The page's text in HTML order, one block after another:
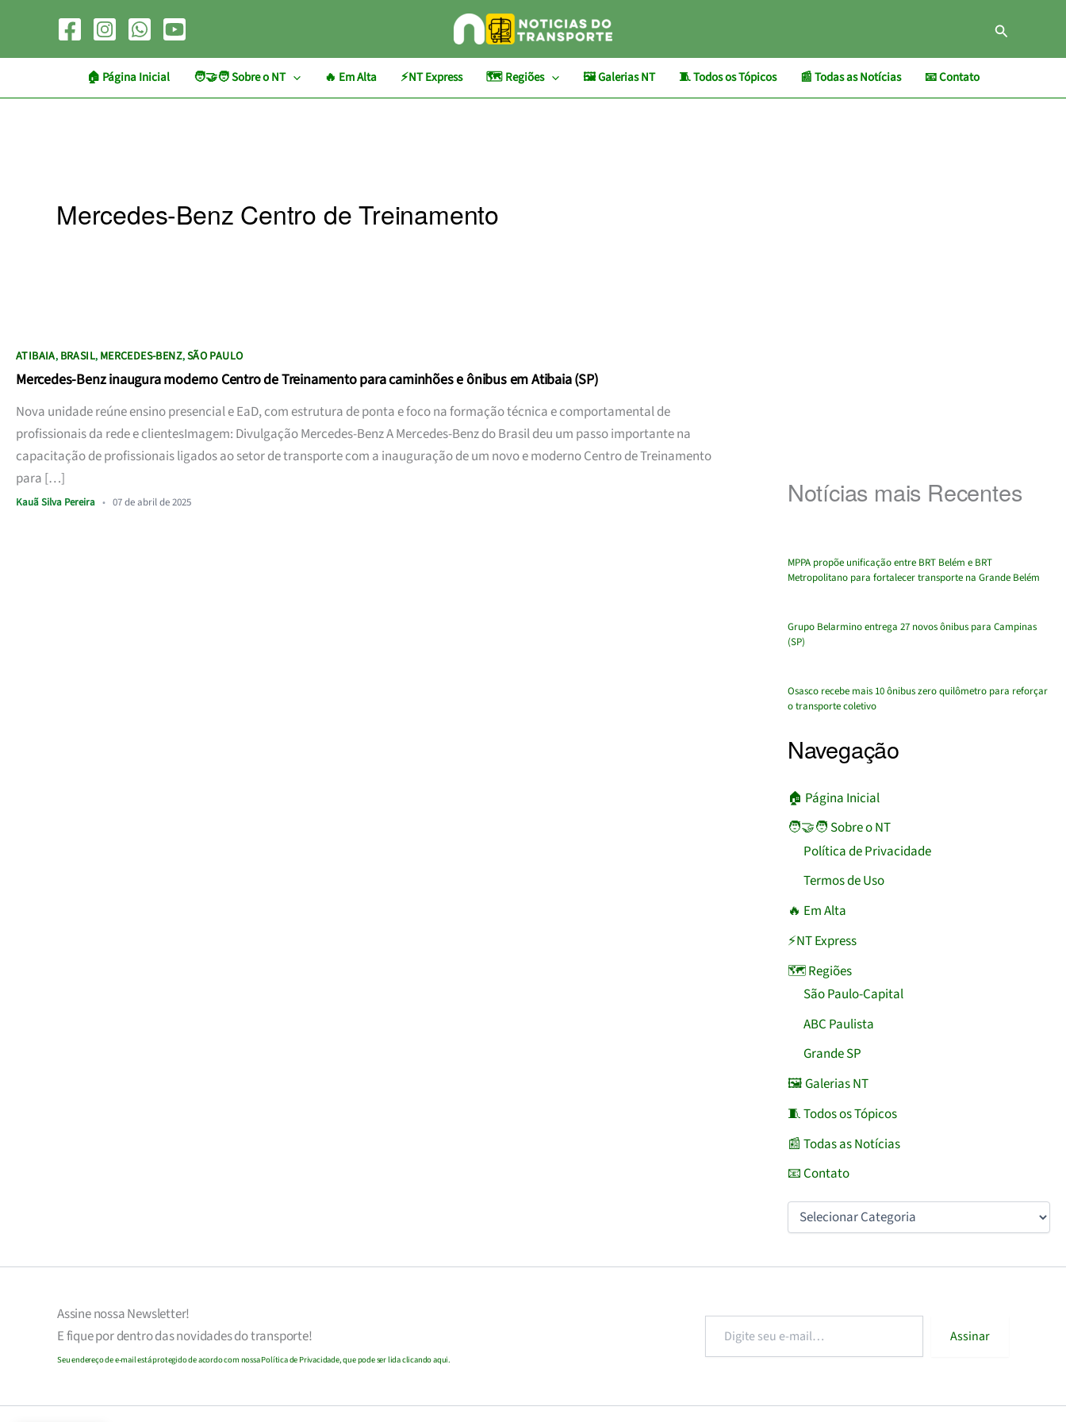
o
Pesquisar
🏠︎ Página Inicial 🧑‍🤝‍🧑 Sobre o NT 🔥 Em Alta ⚡NT Express 🗺️ Regiões 🖼️ Galerias NT 🧵 Todos os Tópicos 📰 Todas as Notícias 📧 Contato
Mercedes-Benz Centro de Treinamento
ATIBAIA, BRASIL, MERCEDES-BENZ,SÃO PAULO
Mercedes-Benz inaugura moderno Centro de Treinamento para caminhões e ônibus em Atibaia (SP)
Nova unidade reúne ensino presencial e EaD, com estrutura de ponta e foco na formação técnica e comportamental de
profissionais da rede e clientesImagem: Divulgação Mercedes-Benz A Mercedes-Benz do Brasil deu um passo importante na
capacitação de profissionais ligados ao setor de transporte com a inauguração de um novo e moderno Centro de Treinamento
para […]
Kauã Silva Pereira • 07 de abril de 2025 Notícias mais Recentes
MPPA propõe unificação entre BRT Belém e BRT
Metropolitano para fortalecer transporte na Grande Belém
Grupo Belarmino entrega 27 novos ônibus para Campinas
(SP)
Osasco recebe mais 10 ônibus zero quilômetro para reforçar
o transporte coletivo
Navegação
🏠︎ Página Inicial
🧑‍🤝‍🧑 Sobre o NT
Política de Privacidade
Termos de Uso
🔥 Em Alta
⚡NT Express
🗺️ Regiões
São Paulo-Capital
ABC Paulista
Grande SP
🖼️ Galerias NT
🧵 Todos os Tópicos
📰 Todas as Notícias
📧 Contato
Assine nossaNewsletter!
E fique por dentro das novidades do transporte!
Seu endereço de e-mailestáprotegido de acordo com nossa Política de Privacidade, que pode ser lida clicando aqui.
e-
Assinar